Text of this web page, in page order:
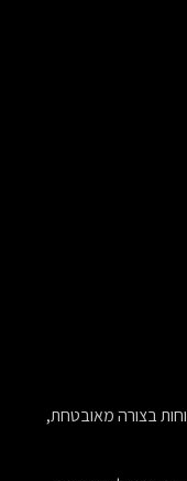
בצורה מאובטחת,